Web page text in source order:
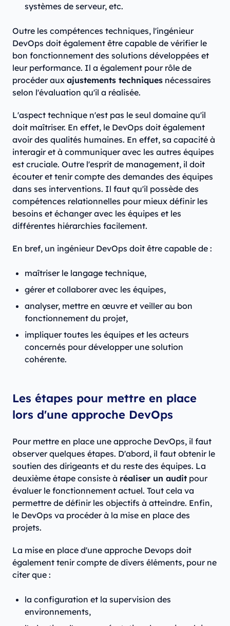
systèmes de serveur, etc.
Outre les compétences techniques, l'ingénieur
DevOps doit également être capable de vérifier le
bon fonctionnement des solutions développées et
leur performance. Il a également pour rôle de
procéder aux ajustements techniques nécessaires
selon l'évaluation qu'il a réalisée.
L'aspect technique n'est pas le seul domaine qu'il
doit maîtriser. En effet, le DevOps doit également
avoir des qualités humaines. En effet, sa capacité à
interagir et à communiquer avec les autres équipes
est cruciale. Outre l'esprit de management, il doit
écouter et tenir compte des demandes des équipes
dans ses interventions. Il faut qu'il possède des
compétences relationnelles pour mieux définir les
besoins et échanger avec les équipes et les
différentes hiérarchies facilement.
En bref, un ingénieur DevOps doit être capable de :
maîtriser le langage technique,
gérer et collaborer avec les équipes,
analyser, mettre en œuvre et veiller au bon
fonctionnement du projet,
impliquer toutes les équipes et les acteurs
concernés pour développer une solution
cohérente.
Les étapes pour mettre en place
lors d'une approche DevOps
Pour mettre en place une approche DevOps, il faut
observer quelques étapes. D'abord, il faut obtenir le
soutien des dirigeants et du reste des équipes. La
deuxième étape consiste à réaliser un audit pour
évaluer le fonctionnement actuel. Tout cela va
permettre de définir les objectifs à atteindre. Enfin,
le DevOps va procéder à la mise en place des
projets.
La mise en place d'une approche Devops doit
également tenir compte de divers éléments, pour ne
citer que :
la configuration et la supervision des
environnements,